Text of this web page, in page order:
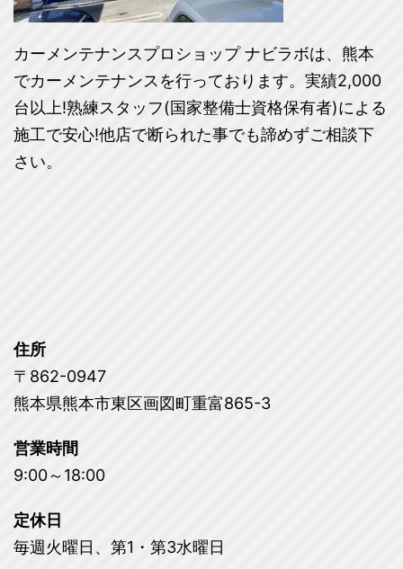
カーメンテナンスプロショップ ナビラボは、熊本
でカーメンテナンスを行っております。実績2,000
台以上!熟練スタッフ(国家整備士資格保有者)による
施工で安心!他店で断られた事でも諦めずご相談下
さい。
住所
〒862-0947
熊本県熊本市東区画図町重富865-3
営業時間
9:00～18:00
定休日
毎週火曜日、第1・第3水曜日